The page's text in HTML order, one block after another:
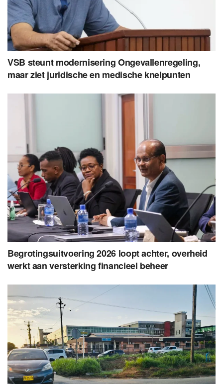
VSB steunt modernisering Ongevallenregeling,
maar ziet juridische en medische knelpunten
Begrotingsuitvoering 2026 loopt achter, overheid
werkt aan versterking financieel beheer